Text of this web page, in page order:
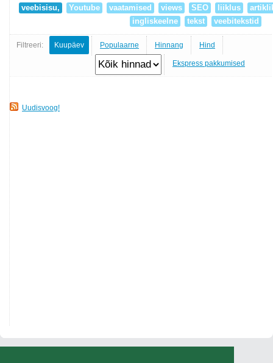
veebisisu, Youtube vaatamised views SEO liiklus
ingliskeelne
tekst veebitekstid
Filtreeri: Kuupäev Populaarne Hinnang Hind
Ekspress pakkumised
Uudisvoog!